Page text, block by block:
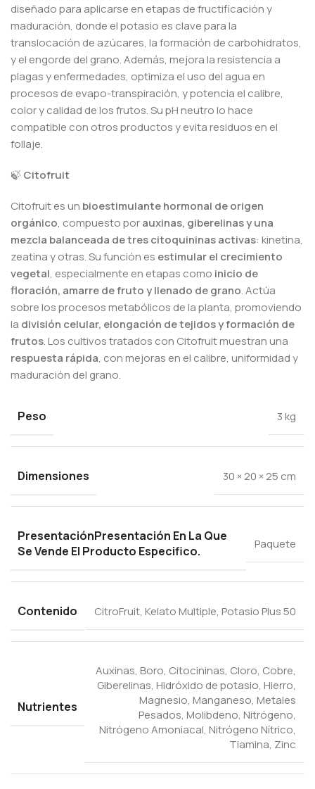
diseñado para aplicarse en etapas de fructificación y
maduración, donde el potasio es clave para la
translocación de azúcares, la formación de carbohidratos,
y el engorde del grano. Además, mejora la resistencia a
plagas y enfermedades, optimiza el uso del agua en
procesos de evapo-transpiración, y potencia el calibre,
color y calidad de los frutos. Su pH neutro lo hace
compatible con otros productos y evita residuos en el
follaje.
🍃 Citofruit
Citofruit es un bioestimulante hormonal de origen
orgánico, compuesto porauxinas, giberelinas y una
mezcla balanceada de tres citoquininas activas: kinetina,
zeatina y otras. Su función es estimular el crecimiento
vegetal, especialmente en etapas como inicio de
floración, amarre de fruto y llenado de grano. Actúa
sobre los procesos metabólicos de la planta, promoviendo
la división celular, elongación de tejidos y formación de
frutos. Los cultivos tratados con Citofruit muestran una
respuesta rápida, con mejoras en el calibre, uniformidad y
maduración del grano.
Peso 3 kg
Dimensiones 30 × 20 × 25 cm
PresentaciónPresentación En La Que
Se Vende El Producto Especifico.
Paquete
Contenido CitroFruit, Kelato Multiple, Potasio Plus 50
Nutrientes
Auxinas, Boro, Citocininas, Cloro, Cobre,
Giberelinas, Hidróxido de potasio, Hierro,
Magnesio, Manganeso, Metales
Pesados, Molibdeno, Nitrógeno,
Nitrógeno Amoniacal, Nitrógeno Nítrico,
Tiamina, Zinc